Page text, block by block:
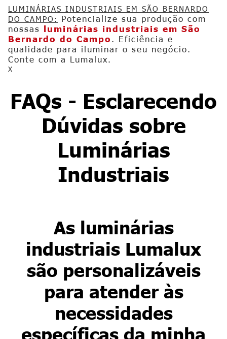
LUMINÁRIAS INDUSTRIAIS EM SÃO BERNARDO
DO CAMPO:
Potencialize sua produção com
nossas luminárias industriais em São
Bernardo do Campo. Eficiência e
qualidade para iluminar o seu negócio.
Conte com a Lumalux.
X
FAQs - Esclarecendo
Dúvidas sobre
Luminárias
Industriais
As luminárias
industriais Lumalux
são personalizáveis
para atender às
necessidades
específicas da minha